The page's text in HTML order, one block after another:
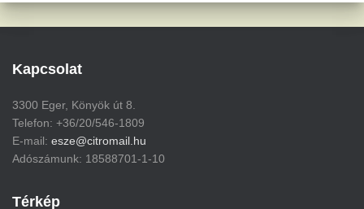
Kapcsolat
3300 Eger, Könyök út 8.
Telefon: +36/20/546-1809
E-mail: esze@citromail.hu
Adószámunk: 18588701-1-10
Térkép